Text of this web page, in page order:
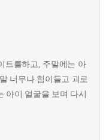
트를하고, 주말에는 아
너무나 힘이들고 괴로
아이 얼굴을 보며 다시